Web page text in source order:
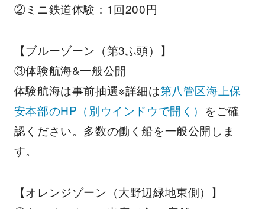
②ミニ鉄道体験：1回200円
【ブルーゾーン（第3ふ頭）】
③体験航海&一般公開
体験航海は事前抽選※詳細は第八管区海上保
安本部のHP （別ウインドウで開く） をご確
認ください。多数の働く船を一般公開しま
す。
【オレンジゾーン（大野辺緑地東側）】